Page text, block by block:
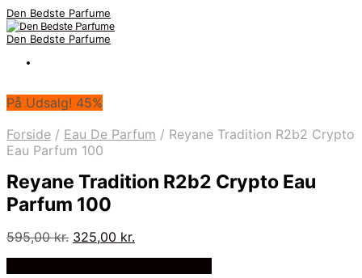
Den Bedste Parfume
Den Bedste Parfume
På Udsalg! 45%
Forside / Eau De Parfum / Reyane Tradition R2b2 Crypto
Eau Parfum 100
Reyane Tradition R2b2 Crypto Eau
Parfum 100
595,00kr. Den
325,00 kr.